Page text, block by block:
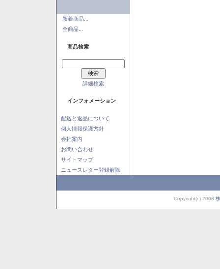
新着商品...
全商品...
商品検索
詳細検索
インフォメーション
配送と返品について
個人情報保護方針
会社案内
お問い合わせ
サイトマップ
ニュースレター登録解除
Copyright(c) 2008